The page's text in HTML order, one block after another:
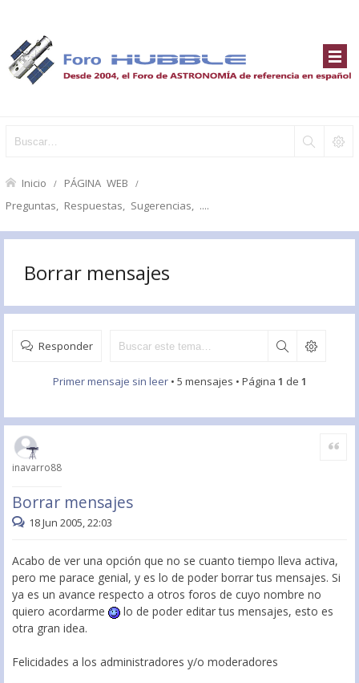
Inicio PÁGINA WEB
Preguntas, Respuestas, Sugerencias, ....
Borrar mensajes
Responder
Primer mensaje sin leer• 5 mensajes • Página 1 de 1
inavarro88
Borrar mensajes
Citar
18 Jun 2005, 22:03
Acabo de ver una opción que no se cuanto tiempo lleva activa,
pero me parace genial, y es lo de poder borrar tus mensajes. Si
ya es un avance respecto a otros foros de cuyo nombre no
quiero acordarme
lo de poder editar tus mensajes, esto es
otra gran idea.
Felicidades a los administradores y/o moderadores